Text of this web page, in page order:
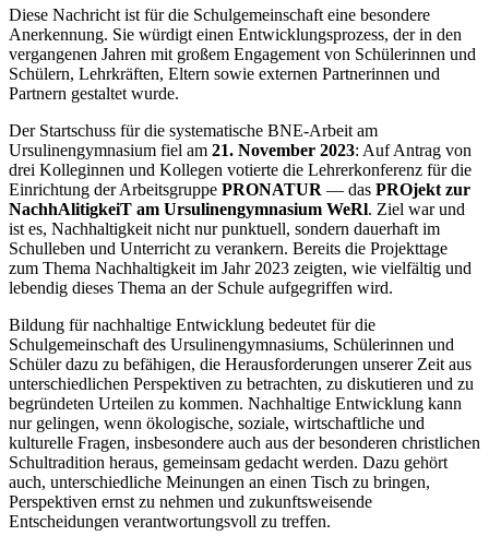
Diese Nachricht ist für die Schulgemeinschaft eine besondere
Anerkennung. Sie würdigt einen Entwicklungsprozess, der in den
vergangenen Jahren mit großem Engagement von Schülerinnen und
Schülern, Lehrkräften, Eltern sowie externen Partnerinnen und
Partnern gestaltet wurde.
Der Startschuss für die systematische BNE-Arbeit am
Ursulinengymnasium fiel am 21. November 2023: Auf Antrag von
drei Kolleginnen und Kollegen votierte die Lehrerkonferenz für die
Einrichtung der Arbeitsgruppe PRONATUR — das PROjekt zur
NachhAlitigkeiT am Ursulinengymnasium WeRl. Ziel war und
ist es, Nachhaltigkeit nicht nur punktuell, sondern dauerhaft im
Schulleben und Unterricht zu verankern. Bereits die Projekttage
zum Thema Nachhaltigkeit im Jahr 2023 zeigten, wie vielfältig und
lebendig dieses Thema an der Schule aufgegriffen wird.
Bildung für nachhaltige Entwicklung bedeutet für die
Schulgemeinschaft des Ursulinengymnasiums, Schülerinnen und
Schüler dazu zu befähigen, die Herausforderungen unserer Zeit aus
unterschiedlichen Perspektiven zu betrachten, zu diskutieren und zu
begründeten Urteilen zu kommen. Nachhaltige Entwicklung kann
nur gelingen, wenn ökologische, soziale, wirtschaftliche und
kulturelle Fragen, insbesondere auch aus der besonderen christlichen
Schultradition heraus, gemeinsam gedacht werden. Dazu gehört
auch, unterschiedliche Meinungen an einen Tisch zu bringen,
Perspektiven ernst zu nehmen und zukunftsweisende
Entscheidungen verantwortungsvoll zu treffen.